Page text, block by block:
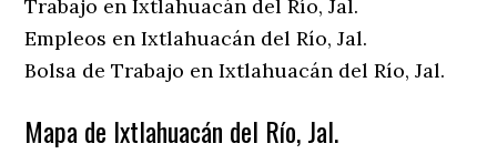
Trabajo en Ixtlahuacán del Río, Jal.
Empleos en Ixtlahuacán del Río, Jal.
Bolsa de Trabajo en Ixtlahuacán del Río, Jal.
Mapa de Ixtlahuacán del Río, Jal.